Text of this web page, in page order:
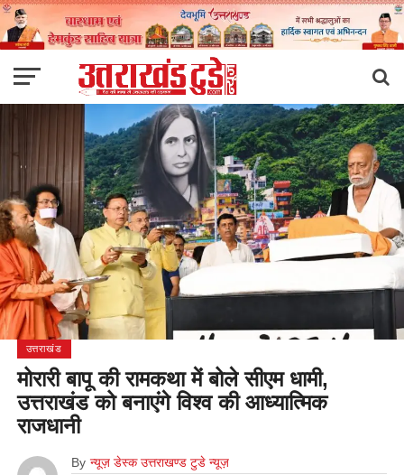
उत्तराखंड
मोरारी बापू की रामकथा में बोले सीएम धामी,
उत्तराखंड को बनाएंगे विश्व की आध्यात्मिक
राजधानी
By न्यूज़ डेस्क उत्तराखण्ड टुडे न्यूज़